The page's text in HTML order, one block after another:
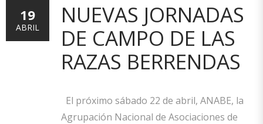
NUEVAS JORNADAS
DE CAMPO DE LAS
RAZAS BERRENDAS
El próximo sábado 22 de abril, ANABE, la
Agrupación Nacional de Asociaciones de
19
ABRIL